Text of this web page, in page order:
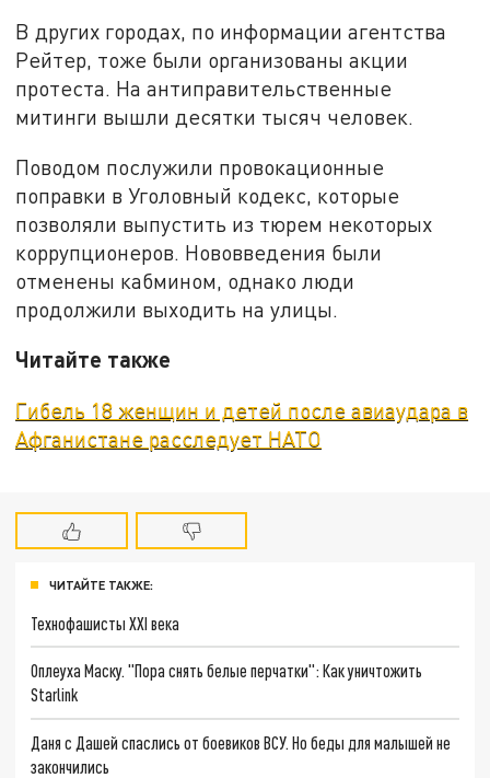
В других городах, по информации агентства
Рейтер, тоже были организованы акции
протеста. На антиправительственные
митинги вышли десятки тысяч человек.
Поводом послужили провокационные
поправки в Уголовный кодекс, которые
позволяли выпустить из тюрем некоторых
коррупционеров. Нововведения были
отменены кабмином, однако люди
продолжили выходить на улицы.
Читайте также
Гибель 18 женщин и детей после авиаудара в
Афганистане расследует НАТО
ЧИТАЙТЕ ТАКЖЕ:
Технофашисты XXI века
Оплеуха Маску. "Пора снять белые перчатки": Как уничтожить
Starlink
Даня с Дашей спаслись от боевиков ВСУ. Но беды для малышей не
закончились